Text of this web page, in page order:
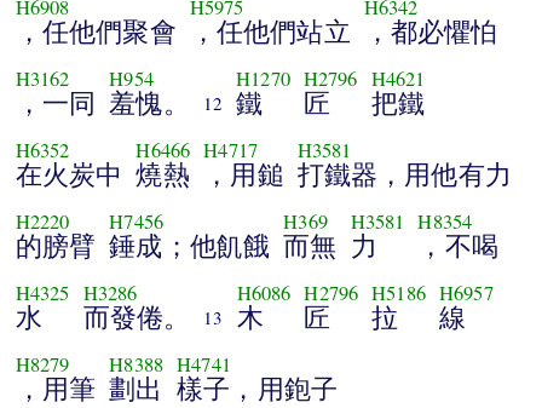
H6908
，任他們聚會
H5975
，任他們站立
H6342
，都必懼怕
H3162
，一同
H954
羞愧。 12
H1270
鐵
H2796
匠
H4621
把鐵
H6352
在火炭中
H6466
燒熱
H4717
，用鎚
H3581
打鐵器，用他有力
H2220
的膀臂
H7456
錘成；他飢餓
H369
而無
H3581
力
H8354
，不喝
H4325
水
H3286
而發倦。 13
H6086
木
H2796
匠
H5186
拉
H6957
線
H8279
，用筆
H8388
劃出
H4741
樣子，用鉋子